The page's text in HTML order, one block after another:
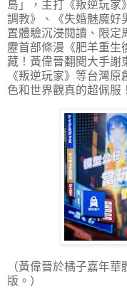
島」，主打《叛逆玩家
調教》、《失婚魅魔好
置體驗沉浸閱讀、限定
靂首部條漫《肥羊重生
藏！黃偉晉翻閱大手謝
《叛逆玩家》等台灣
色和世界觀真的超佩服
（黃偉晉於橘子嘉年
版。）